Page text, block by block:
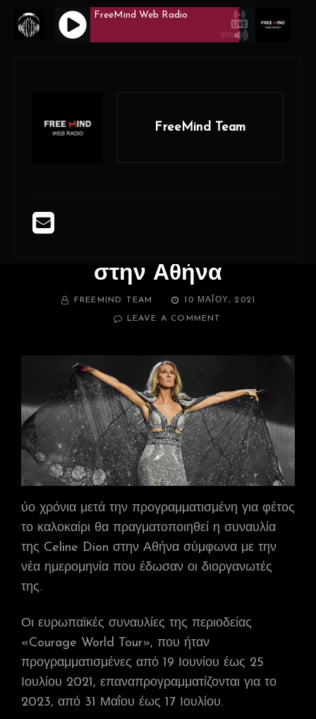
FREEMIND WEB RADIO
90%
FreeMind Web Radio
FreeMind Team
Celine Dion στην Αθήνα
Το καλοκαίρι του 2023 η
στην Αθήνα
BY FREEMIND TEAM
POSTED
10 ΜΑΪ́ΟΥ, 2021
LEAVE A COMMENT
ΣΥΝΑΥΛΊΑ
ΤΗΣ
CELINE
DION
ΣΤΗΝ
ΑΘΉΝΑ
ύο χρόνια μετά την προγραμματισμένη για φέτος
το καλοκαίρι θα πραγματοποιηθεί η συναυλία
της Celine Dion στην Αθήνα σύμφωνα με την
νέα ημερομηνία που έδωσαν οι διοργανωτές
της.
Οι ευρωπαϊκές συναυλίες της περιοδείας
«Courage World Tour», που ήταν
προγραμματισμένες από 19 Ιουνίου έως 25
Ιουλίου 2021, επαναπρογραμματίζονται για το
2023, από 31 Μαΐου έως 17 Ιουλίου.